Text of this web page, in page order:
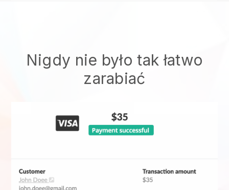
Nigdy nie było tak łatwo
zarabiać